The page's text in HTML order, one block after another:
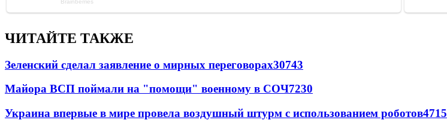
ЧИТАЙТЕ ТАКЖЕ
Зеленский сделал заявление о мирных переговорах30743
Майора ВСП поймали на "помощи" военному в СОЧ7230
Украина впервые в мире провела воздушный штурм с использованием роботов4715